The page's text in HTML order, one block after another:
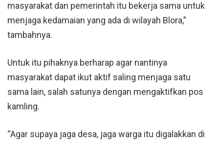
masyarakat dan pemerintah itu bekerja sama untuk
menjaga kedamaian yang ada di wilayah Blora,”
tambahnya.
Untuk itu pihaknya berharap agar nantinya
masyarakat dapat ikut aktif saling menjaga satu
sama lain, salah satunya dengan mengaktifkan pos
kamling.
“Agar supaya jaga desa, jaga warga itu digalakkan di